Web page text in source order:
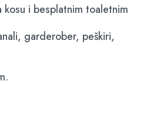
i besplatnim toaletnim
garderober, peškiri,